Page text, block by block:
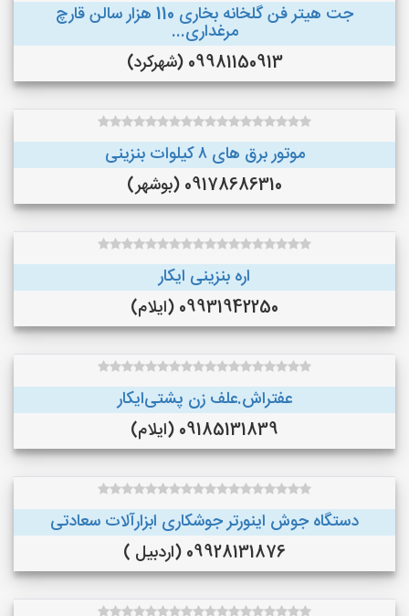
جت هیتر فن گلخانه بخاری 110 هزار سالن قارچ
مرغداری...
09981150913 (شهرکرد)
موتور برق های ٨ کیلوات بنزینی
09178686310 (بوشهر)
اره بنزینی ایکار
09931942250 (ایلام)
عفتراش.علف زن پشتی‌ایکار
09185131839 (ایلام)
دستگاه جوش اینورتر جوشکاری ابزارآلات سعادتی
09928131876 (اردبیل )